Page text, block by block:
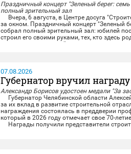
Праздничный концерт "Зеленый берег:
полный зрительный зал
Вчера, 6 августа, в Центре досуга
за окном. Праздничный концерт "Зеленый
собрал полный зрительный зал: юбилей
строил его своими руками, тех, кто здесь
свою историю на этой земле.
07.08.2026
Губернатор вручил
Александр Борисов удостоен медали "За
Губернатор Челябинской области
за их вклад в развитие строительной
награждения состоялась в преддверии
который в 2026 году отмечает свое 70-
Награды получили представители
министерства и подведомственных